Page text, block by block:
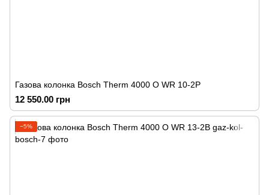
Газова колонка Bosch Therm 4000 O WR 10-2P
12 550.00 грн
−5%